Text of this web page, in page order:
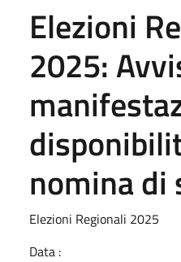
Elezioni
2025:
nomina di
Elezioni Regionali 2025
Data :